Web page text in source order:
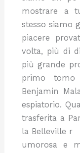
mostrare a
stesso siamo
piacere
volta, più di
più grande
primo
Benjamin
espiatorio.
trasferita a
la Belleville r
umorosa e